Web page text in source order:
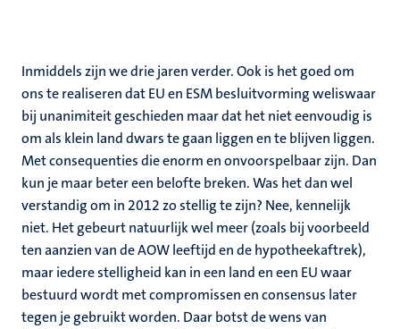
Inmiddels zijn we drie jaren verder. Ook is het goed om
ons te realiseren dat EU en ESM besluitvorming weliswaar
bij unanimiteit geschieden maar dat het niet eenvoudig is
om als klein land dwars te gaan liggen en te blijven liggen.
Met consequenties die enorm en onvoorspelbaar zijn. Dan
kun je maar beter een belofte breken. Was het dan wel
verstandig om in 2012 zo stellig te zijn? Nee, kennelijk
niet. Het gebeurt natuurlijk wel meer (zoals bij voorbeeld
ten aanzien van de AOW leeftijd en de hypotheekaftrek),
maar iedere stelligheid kan in een land en een EU waar
bestuurd wordt met compromissen en consensus later
tegen je gebruikt worden. Daar botst de wens van